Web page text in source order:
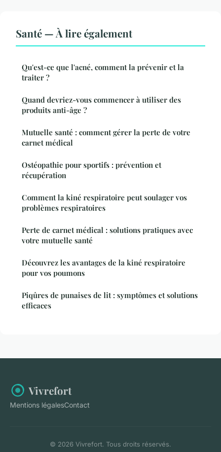
Santé — À lire également
Qu'est-ce que l'acné, comment la prévenir et la
traiter ?
Quand devriez-vous commencer à utiliser des
produits anti-âge ?
Mutuelle santé : comment gérer la perte de votre
carnet médical
Ostéopathie pour sportifs : prévention et
récupération
Comment la kiné respiratoire peut soulager vos
problèmes respiratoires
Perte de carnet médical : solutions pratiques avec
votre mutuelle santé
Découvrez les avantages de la kiné respiratoire
pour vos poumons
Piqûres de punaises de lit : symptômes et solutions
efficaces
Vivrefort
Mentions légalesContact
© 2026 Vivrefort. Tous droits réservés.